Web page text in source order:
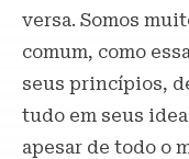
versa. Somos
comum, como
seus princípios,
tudo em seus
apesar de todo o